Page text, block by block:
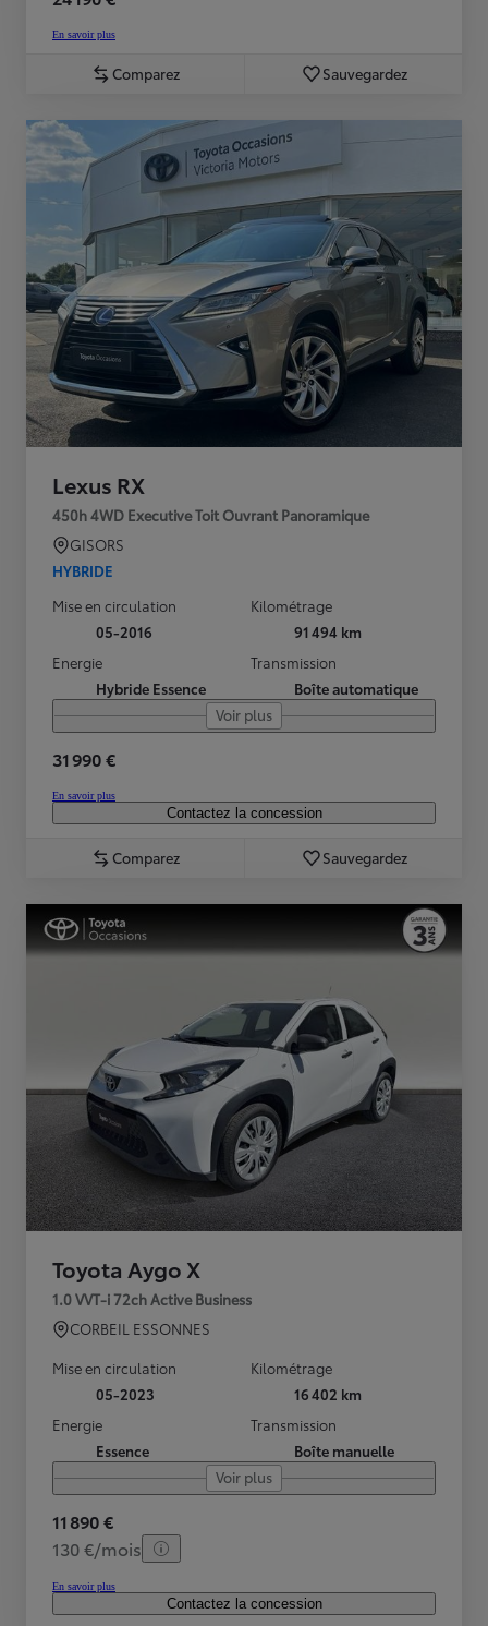
En savoir plus
Comparez Sauvegardez
Lexus RX
450h 4WD Executive Toit Ouvrant Panoramique
GISORS
HYBRIDE
Mise en circulation
05-2016
Kilométrage
91 494 km
Energie
Hybride Essence
Transmission
Boîte automatique
Voir plus
31 990 €
En savoir plus
Contactez la concession
Comparez Sauvegardez
Toyota Aygo X
1.0 VVT-i 72ch Active Business
CORBEIL ESSONNES
Mise en circulation
05-2023
Kilométrage
16 402 km
Energie
Essence
Transmission
Boîte manuelle
Voir plus
11 890 €
130 €/mois
En savoir plus
Contactez la concession